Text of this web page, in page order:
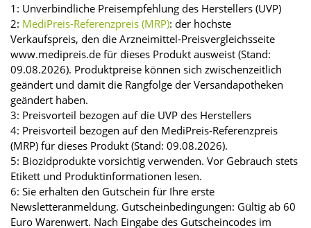
1: Unverbindliche Preisempfehlung des Herstellers (UVP)
2: MediPreis-Referenzpreis (MRP): der höchste
Verkaufspreis, den die Arzneimittel-Preisvergleichsseite
www.medipreis.de für dieses Produkt ausweist (Stand:
09.08.2026). Produktpreise können sich zwischenzeitlich
geändert und damit die Rangfolge der Versandapotheken
geändert haben.
3: Preisvorteil bezogen auf die UVP des Herstellers
4: Preisvorteil bezogen auf den MediPreis-Referenzpreis
(MRP) für dieses Produkt (Stand: 09.08.2026).
5: Biozidprodukte vorsichtig verwenden. Vor Gebrauch stets
Etikett und Produktinformationen lesen.
6: Sie erhalten den Gutschein für Ihre erste
Newsletteranmeldung. Gutscheinbedingungen: Gültig ab 60
Euro Warenwert. Nach Eingabe des Gutscheincodes im